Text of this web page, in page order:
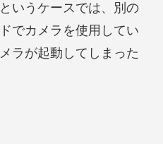
いうケースでは、別の
でカメラを使用してい
ラが起動してしまった